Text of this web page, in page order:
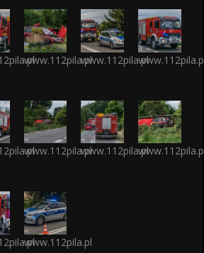
www.112pila.plwww.112pila.pl
www.112pila.plwww.112pila.pl
www.112pila.pl